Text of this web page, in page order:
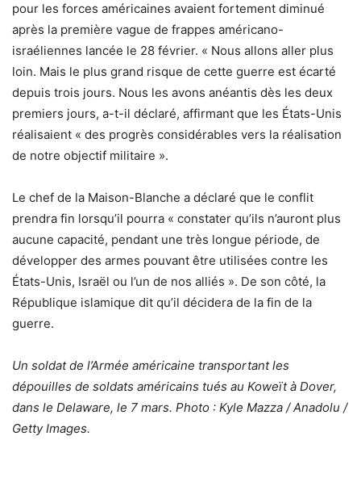
pour les forces américaines avaient fortement diminué
après la première vague de frappes américano-
israéliennes lancée le 28 février. « Nous allons aller plus
loin. Mais le plus grand risque de cette guerre est écarté
depuis trois jours. Nous les avons anéantis dès les deux
premiers jours, a-t-il déclaré, affirmant que les États-Unis
réalisaient « des progrès considérables vers la réalisation
de notre objectif militaire ».
Le chef de la Maison-Blanche a déclaré que le conflit
prendra fin lorsqu’il pourra « constater qu’ils n’auront plus
aucune capacité, pendant une très longue période, de
développer des armes pouvant être utilisées contre les
États-Unis, Israël ou l’un de nos alliés ». De son côté, la
République islamique dit qu’il décidera de la fin de la
guerre.
Un soldat de l’Armée américaine transportant les
dépouilles de soldats américains tués au Koweït à Dover,
dans le Delaware, le 7 mars. Photo : Kyle Mazza / Anadolu /
Getty Images.